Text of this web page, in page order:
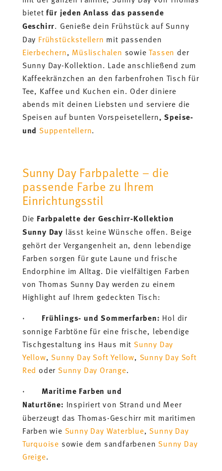
bietetfür jeden Anlass das passende
Geschirr. Genieße dein Frühstück auf Sunny
Day Frühstückstellern mit passenden
Eierbechern, Müslischalen sowieTassen der
Sunny Day-Kollektion. Lade anschließend zum
Kaffeekränzchen an den farbenfrohen Tisch für
Tee, Kaffee und Kuchen ein. Oder diniere
abends mit deinen Liebsten und serviere die
Speisen auf bunten Vorspeisetellern, Speise-
und Suppentellern.
Sunny Day Farbpalette – die
passende Farbe zu Ihrem
Einrichtungsstil
Die Farbpalette der Geschirr-Kollektion
Sunny Day lässt keine Wünsche offen. Beige
gehört der Vergangenheit an, denn lebendige
Farben sorgen für gute Laune und frische
Endorphine im Alltag. Die vielfältigen Farben
von Thomas Sunny Day werden zu einem
Highlight auf Ihrem gedeckten Tisch:
· Frühlings- und Sommerfarben: Hol dir
sonnige Farbtöne für eine frische, lebendige
Tischgestaltung ins Haus mit Sunny Day
Yellow, Sunny Day Soft Yellow, Sunny Day Soft
Red oder Sunny Day Orange.
· Maritime Farben und
Naturtöne: Inspiriert von Strand und Meer
überzeugt das Thomas-Geschirr mit maritimen
Farben wie Sunny Day Waterblue, Sunny Day
Turquoise sowie dem sandfarbenen Sunny Day
Greige.